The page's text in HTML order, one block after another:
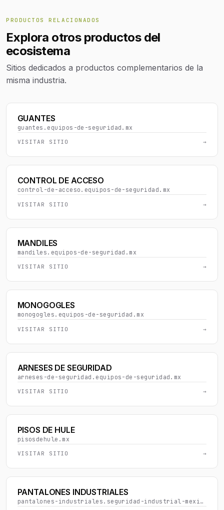
PRODUCTOS RELACIONADOS
Explora otros productos del
ecosistema
Sitios dedicados a productos complementarios de la
misma industria.
GUANTES
guantes.equipos-de-seguridad.mx
VISITAR SITIO →
CONTROL DE ACCESO
control-de-acceso.equipos-de-seguridad.mx
VISITAR SITIO →
MANDILES
mandiles.equipos-de-seguridad.mx
VISITAR SITIO →
MONOGOGLES
monogogles.equipos-de-seguridad.mx
VISITAR SITIO →
ARNESES DE SEGURIDAD
arneses-de-seguridad.equipos-de-seguridad.mx
VISITAR SITIO →
PISOS DE HULE
pisosdehule.mx
VISITAR SITIO →
PANTALONES INDUSTRIALES
pantalones-industriales.seguridad-industrial-mexico.com